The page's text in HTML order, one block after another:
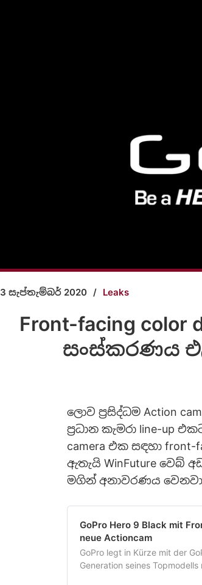
3 සැප්තැම්බර් 2020 / Leaks
Front-facing
සංස්කරණය
ලොව ප්‍රසිද්ධම Action
ප්‍රධාන කැමරා line-up
camera එක සඳහා
ඇතැයි WinFuture
මගින් අනාවරණය
GoPro Hero 9 Black mit
neue Actioncam
GoPro legt in Kürze mit der
Generation seines